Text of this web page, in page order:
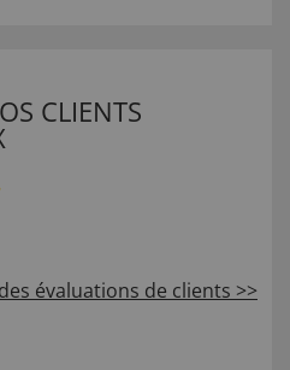
CLIENTS
évaluations de clients >>